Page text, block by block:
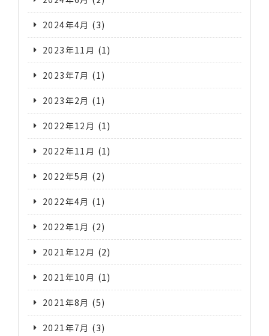
2024年4月 (3)
2023年11月 (1)
2023年7月 (1)
2023年2月 (1)
2022年12月 (1)
2022年11月 (1)
2022年5月 (2)
2022年4月 (1)
2022年1月 (2)
2021年12月 (2)
2021年10月 (1)
2021年8月 (5)
2021年7月 (3)